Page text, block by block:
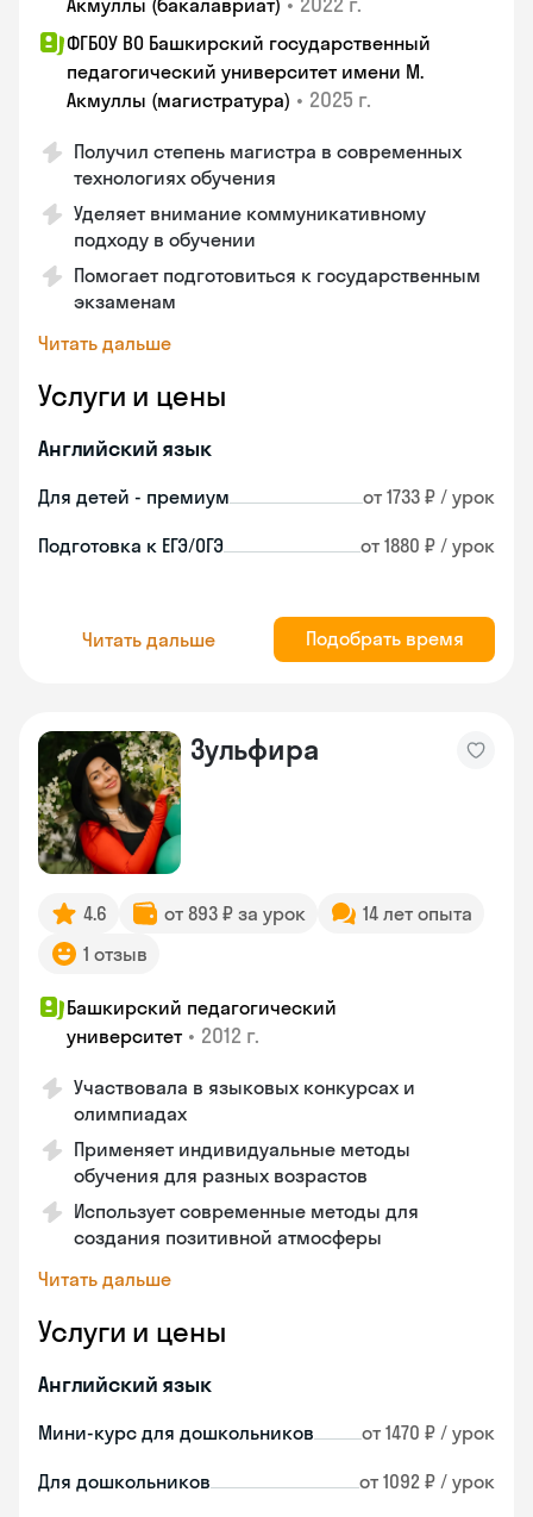
Акмуллы (бакалавриат)
ФГБОУ ВО Башкирский государственный
педагогический университет имени М.
Акмуллы (магистратура) • 2025 г.
Получил степень магистра в современных
технологиях обучения
Уделяет внимание коммуникативному
подходу в обучении
Помогает подготовиться к государственным
экзаменам
Читать дальше
Услуги и цены
Английский язык
Для детей - премиум от 1733 ₽ / урок
Подготовка к ЕГЭ/ОГЭ от 1880 ₽ / урок
Читать дальше Подобрать время
Зульфира
4.6 от 893 ₽ за урок
14 лет опыта
1 отзыв
Башкирский педагогический
университет • 2012 г.
Участвовала в языковых конкурсах и
олимпиадах
Применяет индивидуальные методы
обучения для разных возрастов
Использует современные методы для
создания позитивной атмосферы
Читать дальше
Услуги и цены
Английский язык
Мини-курс для дошкольников от 1470 ₽ / урок
Для дошкольников от 1092 ₽ / урок